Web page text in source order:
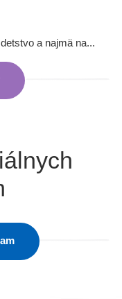
a najmä na...